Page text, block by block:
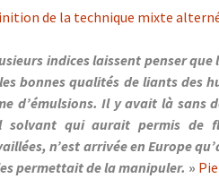
de la technique mixte
indices laissent penser
bonnes qualités de liants des
d’émulsions. Il y avait là sans
solvant qui aurait permis de
n’est arrivée en Europe
permettait de la manipuler. »